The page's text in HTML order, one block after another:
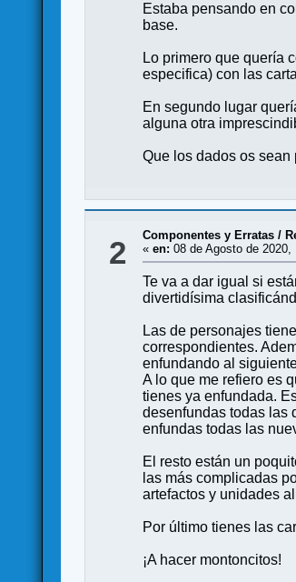
Estaba pensando en
base.
Lo primero que quería
especifica) con las
En segundo lugar
alguna otra
Que los dados os sean
2 Componentes y Erratas /
«en: 08 de Agosto de
Te va a dar igual si
divertidísima
Las de personajes
correspondientes.
enfundando al
A lo que me refiero es
tienes ya enfundada.
desenfundas todas las
enfundas todas las
El resto están un
las más complicadas
artefactos y unidades
Por último tienes las
¡A hacer montoncitos!